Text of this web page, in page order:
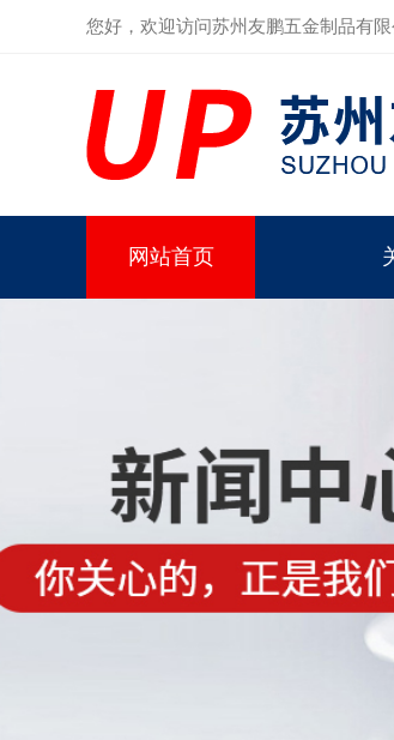
您好，欢迎访问苏州友鹏五金制品有限
网站首页